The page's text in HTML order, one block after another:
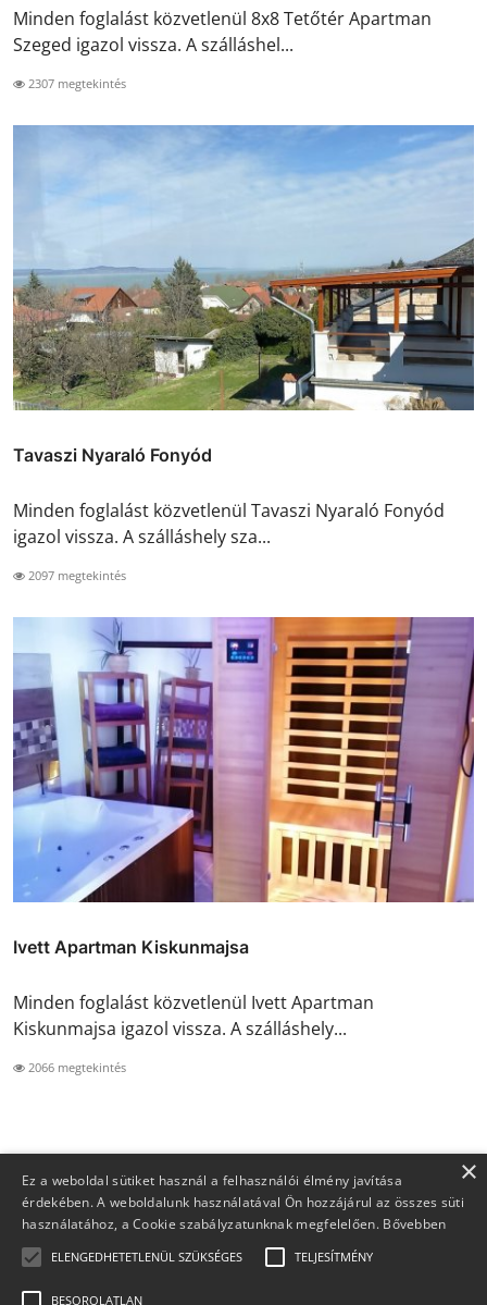
Minden foglalást közvetlenül 8x8 Tetőtér Apartman
Szeged igazol vissza. A szálláshel...
2307 megtekintés
Tavaszi Nyaraló Fonyód
Minden foglalást közvetlenül Tavaszi Nyaraló Fonyód
igazol vissza. A szálláshely sza...
2097 megtekintés
Ivett Apartman Kiskunmajsa
Minden foglalást közvetlenül Ivett Apartman
Kiskunmajsa igazol vissza. A szálláshely...
2066 megtekintés
×
Ez a weboldal sütiket használ a felhasználói élmény javítása
érdekében. A weboldalunk használatával Ön hozzájárul az összes süti
használatához, a Cookie szabályzatunknak megfelelően. Bővebben
ELENGEDHETETLENÜL SZÜKSÉGES TELJESÍTMÉNY
BESOROLATLAN